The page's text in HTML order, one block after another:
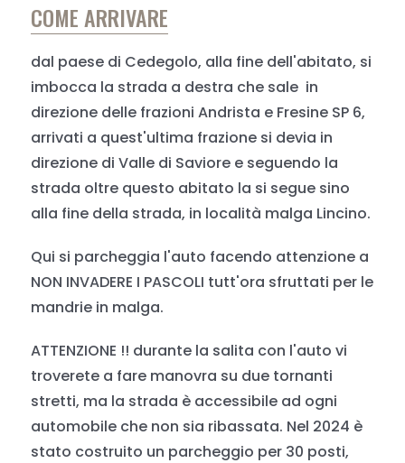
COME ARRIVARE
dal paese di Cedegolo, alla fine dell'abitato, si
imbocca la strada a destra che sale in
direzione delle frazioni Andrista e Fresine SP 6,
arrivati a quest'ultima frazione si devia in
direzione di Valle di Saviore e seguendo la
strada oltre questo abitato la si segue sino
alla fine della strada, in località malga Lincino.
Qui si parcheggia l'auto facendo attenzione a
NON INVADERE I PASCOLI tutt'ora sfruttati per le
mandrie in malga.
ATTENZIONE !! durante la salita con l'auto vi
troverete a fare manovra su due tornanti
stretti, ma la strada è accessibile ad ogni
automobile che non sia ribassata. Nel 2024 è
stato costruito un parcheggio per 30 posti,